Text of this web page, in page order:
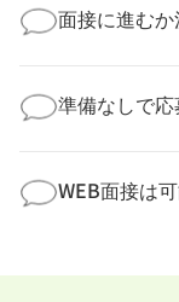
してお答え
勤務体制や
す！
面接に進む
積極的に受
の様子を見
ださい！
準備なしで
まで、一か
たばかり」
WEB面接は
すめしてい